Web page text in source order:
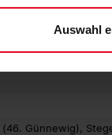
Auswahl
Wang (46.
Günnewig),